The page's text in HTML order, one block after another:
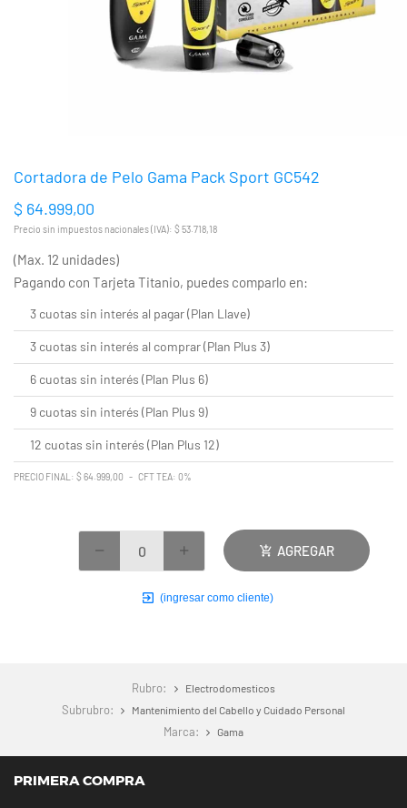
Cortadora de Pelo Gama Pack Sport GC542
$ 64.999,00
Precio sin impuestos nacionales (IVA): $ 53.718,18
(Max. 12 unidades)
Pagando con Tarjeta Titanio, puedes comparlo en:
3 cuotas sin interés al pagar (Plan Llave)
3 cuotas sin interés al comprar (Plan Plus 3)
6 cuotas sin interés (Plan Plus 6)
9 cuotas sin interés (Plan Plus 9)
12 cuotas sin interés (Plan Plus 12)
PRECIO FINAL: $ 64.999,00 - CFT TEA: 0%
AGREGAR
(ingresar como cliente)
Rubro: Electrodomesticos
Subrubro: Mantenimiento del Cabello y Cuidado Personal
Marca: Gama
PRIMERA COMPRA